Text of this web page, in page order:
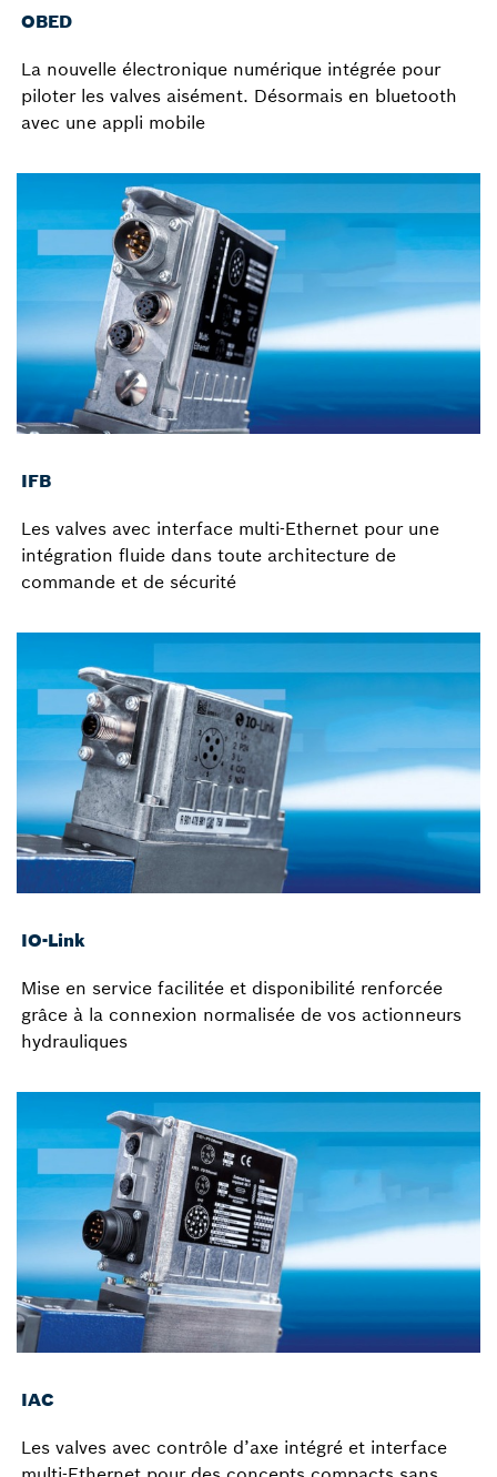
OBED
La nouvelle électronique numérique intégrée pour
piloter les valves aisément. Désormais en bluetooth
avec une appli mobile
IFB
Les valves avec interface multi-Ethernet pour une
intégration fluide dans toute architecture de
commande et de sécurité
IO-Link
Mise en service facilitée et disponibilité renforcée
grâce à la connexion normalisée de vos actionneurs
hydrauliques
IAC
Les valves avec contrôle d’axe intégré et interface